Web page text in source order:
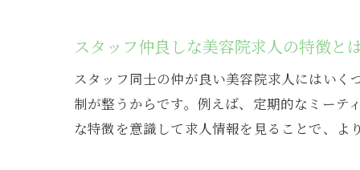
スタッフ仲良しな美容院求人の特徴と
スタッフ同士の仲が良い美容院求人にはい
制が整うからです。例えば、定期的なミー
な特徴を意識して求人情報を見ることで、よ